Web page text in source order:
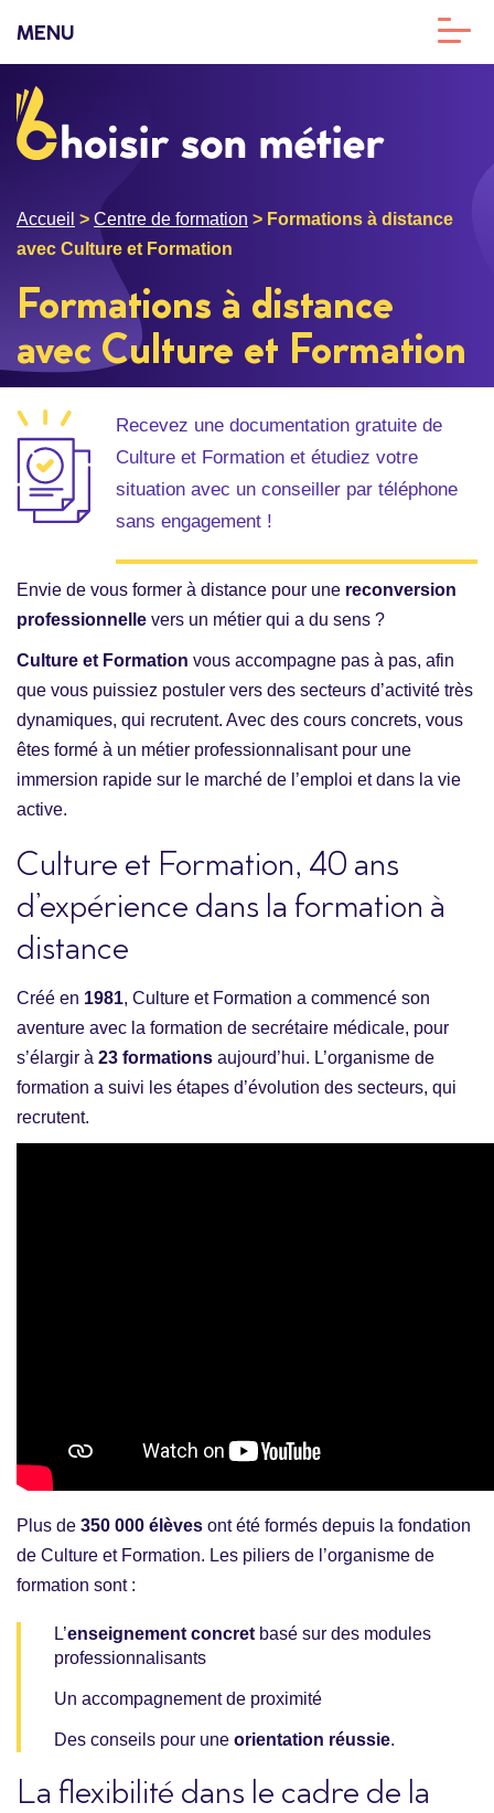
MENU
Accueil > Centre de formation > Formations à distance
avec Culture et Formation
Formations à distance
avec Culture et Formation
Recevez une documentation gratuite de
Culture et Formation et étudiez votre
situation avec un conseiller par téléphone
sans engagement !
Envie de vous former à distance pour une reconversion
professionnelle vers un métier qui a du sens ?
Culture et Formation vous accompagne pas à pas, afin
que vous puissiez postuler vers des secteurs d’activité très
dynamiques, qui recrutent. Avec des cours concrets, vous
êtes formé à un métier professionnalisant pour une
immersion rapide sur le marché de l’emploi et dans la vie
active.
Culture et Formation, 40 ans
d’expérience dans la formation à
distance
Créé en 1981, Culture et Formation a commencé son
aventure avec la formation de secrétaire médicale, pour
s’élargir à 23 formations aujourd’hui. L’organisme de
formation a suivi les étapes d’évolution des secteurs, qui
recrutent.
Plus de 350 000 élèves ont été formés depuis la fondation
de Culture et Formation. Les piliers de l’organisme de
formation sont :
L’enseignement concret basé sur des modules
professionnalisants
Un accompagnement de proximité
Des conseils pour une orientation réussie.
La flexibilité dans le cadre de la